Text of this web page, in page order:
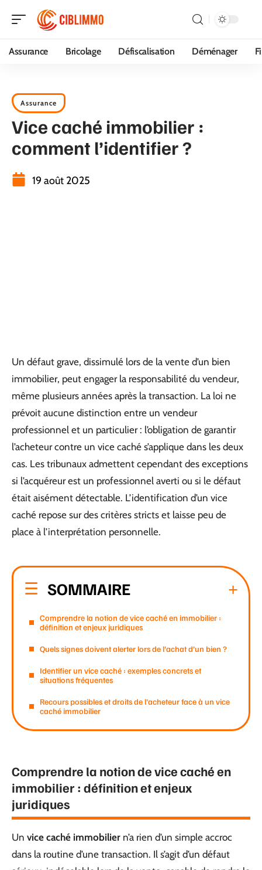
Assurance Bricolage Défiscalisation Déménager
Assurance
Vice caché immobilier :
comment l’identifier ?
19 août 2025
Un défaut grave, dissimulé lors de la vente d’un bien
immobilier, peut engager la responsabilité du vendeur,
même plusieurs années après la transaction. La loi ne
prévoit aucune distinction entre un vendeur
professionnel et un particulier : l’obligation de garantir
l’acheteur contre un vice caché s’applique dans les deux
cas. Les tribunaux admettent cependant des exceptions
si l’acquéreur est un professionnel averti ou si le défaut
était aisément détectable. L’identification d’un vice
caché repose sur des critères stricts et laisse peu de
place à l’interprétation personnelle.
SOMMAIRE
Comprendre la notion de vice caché en immobilier :
définition et enjeux juridiques
Quels signes doivent alerter lors de l’achat d’un bien ?
Identifier un vice caché : exemples concrets et
situations fréquentes
Recours possibles et droits de l’acheteur face à un vice
caché immobilier
Comprendre la notion de vice caché en
immobilier : définition et enjeux
juridiques
Un vice caché immobilier n’a rien d’un simple accroc
dans la routine d’une transaction. Il s’agit d’un défaut